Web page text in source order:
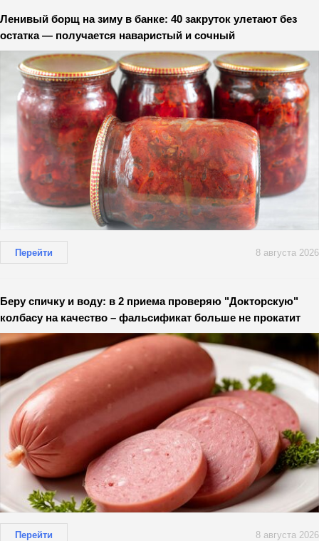
Ленивый борщ на зиму в банке: 40 закруток улетают без
остатка — получается наваристый и сочный
Перейти 8 августа 2026
Беру спичку и воду: в 2 приема проверяю "Докторскую"
колбасу на качество – фальсификат больше не прокатит
Перейти 8 августа 2026